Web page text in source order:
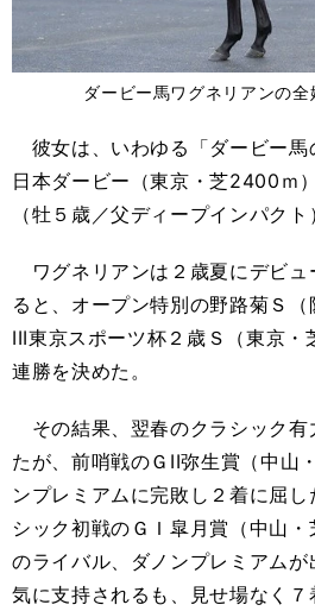
ダービー馬ワグネリアンの全
彼女は、いわゆる「ダービー馬
日本ダービー（東京・芝2400ｍ
（牡５歳／父ディープインパクト
ワグネリアンは２歳夏にデビュ
ると、オープン特別の野路菊Ｓ
III東京スポーツ杯２歳Ｓ（東京・
連勝を決めた。
その結果、翌春のクラシック有
たが、前哨戦のＧII弥生賞（中山
ンプレミアムに完敗し２着に屈
シック初戦のＧＩ皐月賞（中山
のライバル、ダノンプレミアムが
気に支持されるも、見せ場なく７